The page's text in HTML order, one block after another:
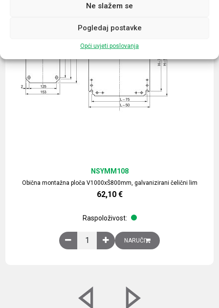
Ne slažem se
Pogledaj postavke
Opći uvjeti poslovanja
Obična montažna ploča V1000xŠ800mm, galvanizirani čelični lim
NSYMM108
62,10 €
Raspoloživost:
Obična montažna ploča V1000xŠ800mm,
NARUČI